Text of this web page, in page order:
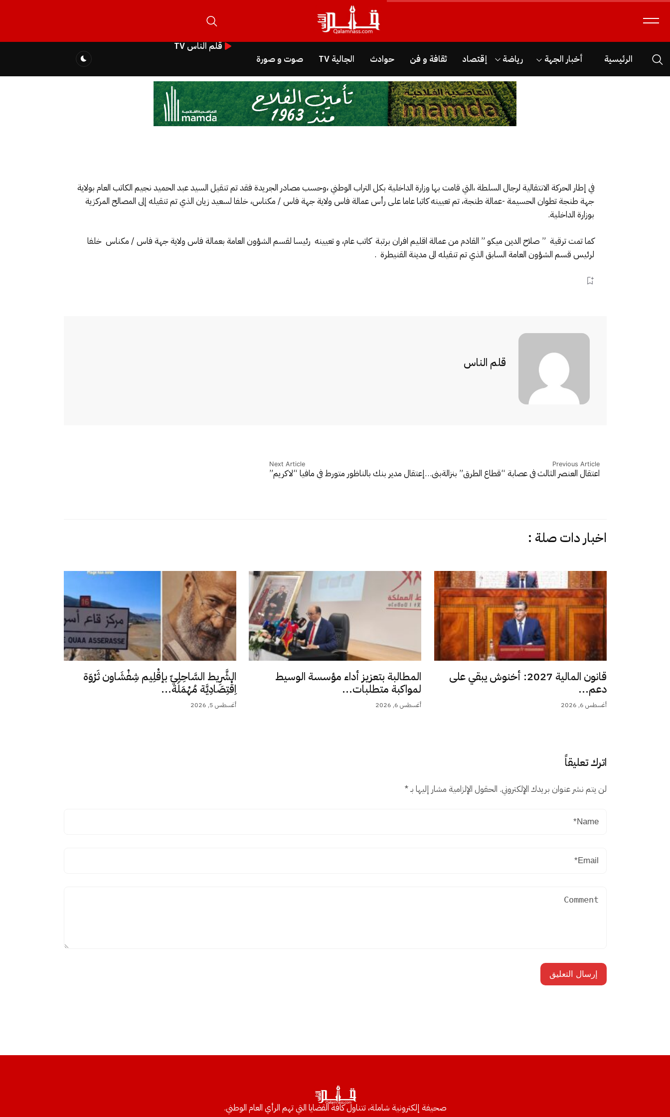
الرئيسية أخبار الجهة رياضة إقتصاد ثقافة و فن حوادث الجالية TV صوت و صورة
قلم الناس TV
في إطار الحركة الانتقالية لرجال السلطة ،التي قامت بها وزارة الداخلية بكل التراب الوطني ،وحسب مصادر الجريدة فقد تم تنقيل السيد عبد الحميد نجيم الكاتب العام بولاية
جهة طنجة تطوان الحسيمة -عمالة طنجة، تم تعيينه كاتبا عاما على رأس عمالة فاس ولاية جهة فاس / مكناس، خلفا لسعيد زيان الذي تم تنقيله إلى المصالح المركزية
بوزارة الداخلية.
كما تمت ترقية ” صلاح الدين ميكو ” القادم من عمالة اقليم افران برتبة كاتب عام، و تعيينه رئيسا لقسم الشؤون العامة بعمالة فاس ولاية جهة فاس / مكناس خلفا
لرئيس قسم الشؤون العامة السابق الذي تم تنقيله الى مدينة القنيطرة .
قلم الناس
Previous Article
اعتقال العنصر الثالث في عصابة “قطاع الطرق” بنزالةبني…
Next Article
إعتقال مدير بنك بالناظور متورط في مافيا “لاكريم”
اخبار دات صلة :
قانون المالية 2027: أخنوش يبقي على
دعم...
أغسطس 6, 2026
المطالبة بتعزيز أداء مؤسسة الوسيط
لمواكبة متطلبات...
أغسطس 6, 2026
الشَّرِيط السَّاحِلِيّ بإقْلِيم شِفْشَاون ثَرْوَة
اِقْتِصَادِيَّة مُهْمَلَة...
أغسطس 5, 2026
اترك تعليقاً
لن يتم نشر عنوان بريدك الإلكتروني. الحقول الإلزامية مشار إليها بـ*
صحيفة إلكترونية شاملة، تتناول كافة القضايا التي تهم الرأي العام الوطني.